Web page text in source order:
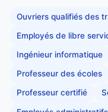
Ouvriers qualifiés des
Employés de libre
Ingénieur informatique
Professeur des écoles
Professeur certifié